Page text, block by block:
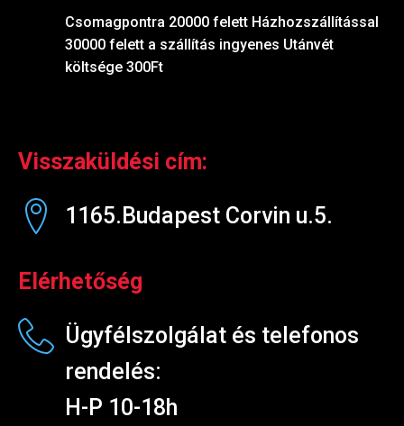
Csomagpontra 20000 felett Házhozszállítással
30000 felett a szállítás ingyenes Utánvét
költsége 300Ft
Visszaküldési cím:
1165.Budapest Corvin u.5.
Elérhetőség
Ügyfélszolgálat és telefonos
rendelés:
H-P 10-18h